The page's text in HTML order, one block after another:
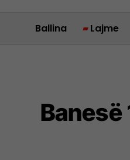
Ballina Lajme
Banesë